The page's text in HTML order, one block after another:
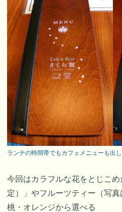
ランチの時間帯でもカフェメニューも出
今回はカラフルな花をとじこ
定）」やフルーツティー（写
桃・オレンジから選べる